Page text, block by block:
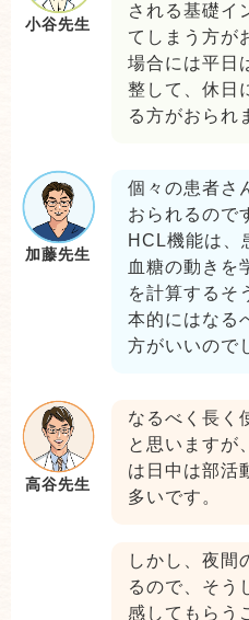
小谷先生
される基礎イ
てしまう方が
場合には平日
整して、休日
る方がおられ
加藤先生
個々の患者さ
おられるので
HCL機能は、
血糖の動きを
を計算するそ
本的にはなる
方がいいので
高谷先生
なるべく長く
と思いますが
は日中は部活
多いです。
しかし、夜間
るので、そう
感してもらう